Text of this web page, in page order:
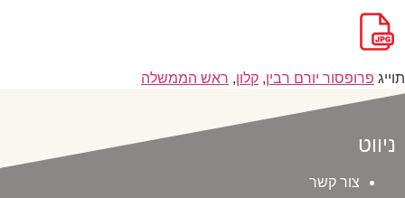
תוייג פרופסור יורם רבין, קלון, ראש הממשלה
ניווט
צור קשר